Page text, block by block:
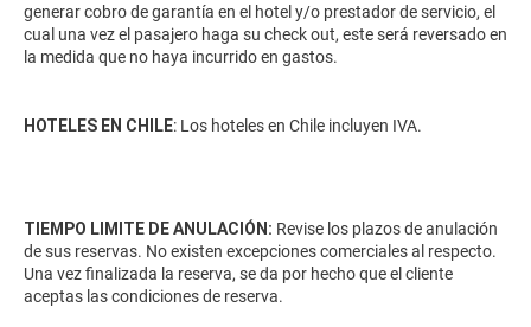
generar cobro de garantía en el hotel y/o prestador de servicio, el
cual una vez el pasajero haga su check out, este será reversado en
la medida que no haya incurrido en gastos.
HOTELES EN CHILE: Los hoteles en Chile incluyen IVA.
TIEMPO LIMITE DE ANULACIÓN: Revise los plazos de anulación
de sus reservas. No existen excepciones comerciales al respecto.
Una vez finalizada la reserva, se da por hecho que el cliente
aceptas las condiciones de reserva.